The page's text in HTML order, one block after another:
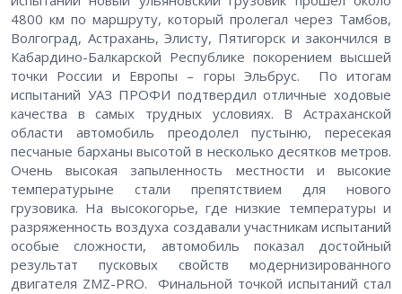
4800 км по маршруту, который пролегал через Тамбов,
Волгоград, Астрахань, Элисту, Пятигорск и закончился в
Кабардино-Балкарской Республике покорением высшей
точки России и Европы – горы Эльбрус. По итогам
испытаний УАЗ ПРОФИ подтвердил отличные ходовые
качества в самых трудных условиях. В Астраханской
области автомобиль преодолел пустыню, пересекая
песчаные барханы высотой в несколько десятков метров.
Очень высокая запыленность местности и высокие
температурыне стали препятствием для нового
грузовика. На высокогорье, где низкие температуры и
разряженность воздуха создавали участникам испытаний
особые сложности, автомобиль показал достойный
результат пусковых свойств модернизированного
двигателя ZMZ-PRO. Финальной точкой испытаний стал